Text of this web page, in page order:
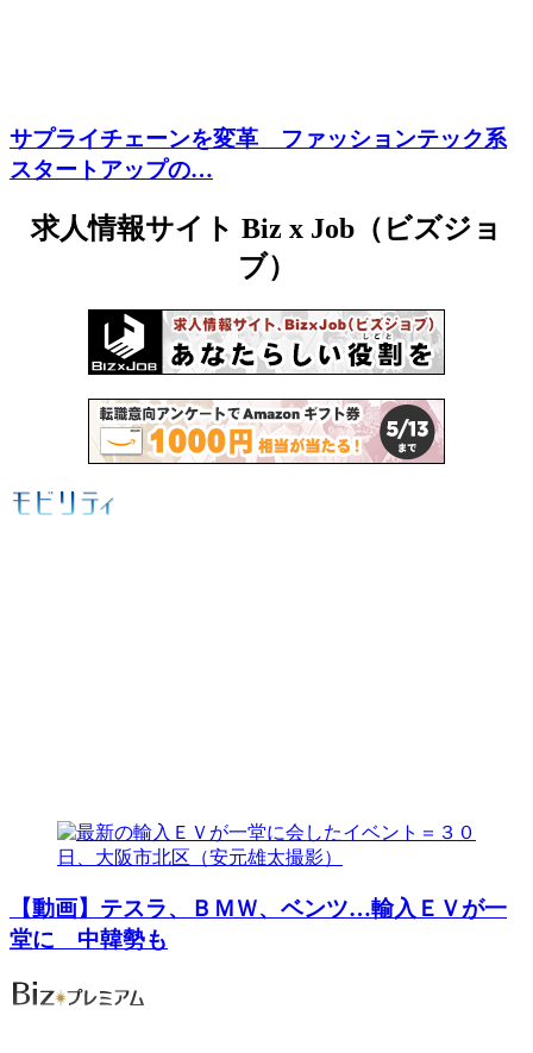
サプライチェーンを変革 ファッションテック系
スタートアップの…
求人情報サイト Biz x Job（ビズジョ
ブ）
【動画】テスラ、ＢＭＷ、ベンツ…輸入ＥＶが一
堂に 中韓勢も